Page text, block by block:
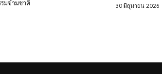
มข้ามชาติ
30 มิถุนายน 2026